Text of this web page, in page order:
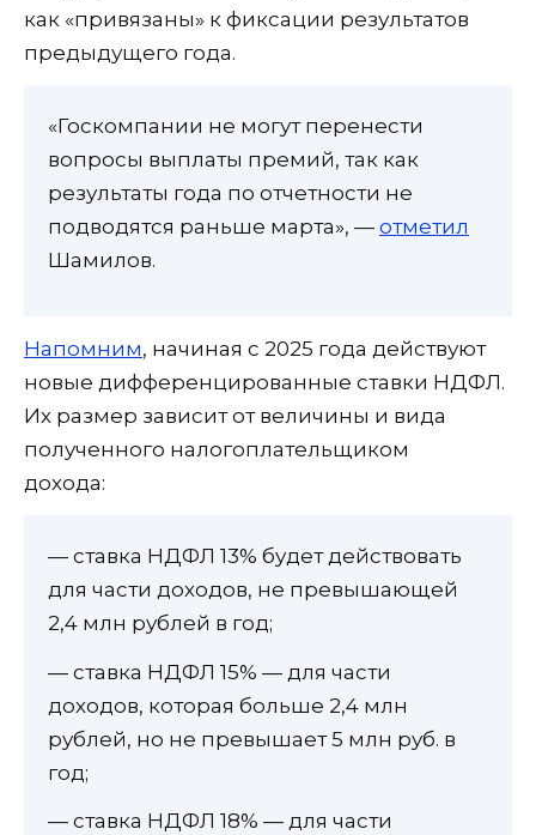
как «привязаны» к фиксации результатов
предыдущего года.
«Госкомпании не могут перенести
вопросы выплаты премий, так как
результаты года по отчетности не
подводятся раньше марта», — отметил
Шамилов.
Напомним, начиная с 2025 года действуют
новые дифференцированные ставки НДФЛ.
Их размер зависит от величины и вида
полученного налогоплательщиком
дохода:
— ставка НДФЛ 13% будет действовать
для части доходов, не превышающей
2,4 млн рублей в год;
— ставка НДФЛ 15% — для части
доходов, которая больше 2,4 млн
рублей, но не превышает 5 млн руб. в
год;
— ставка НДФЛ 18% — для части